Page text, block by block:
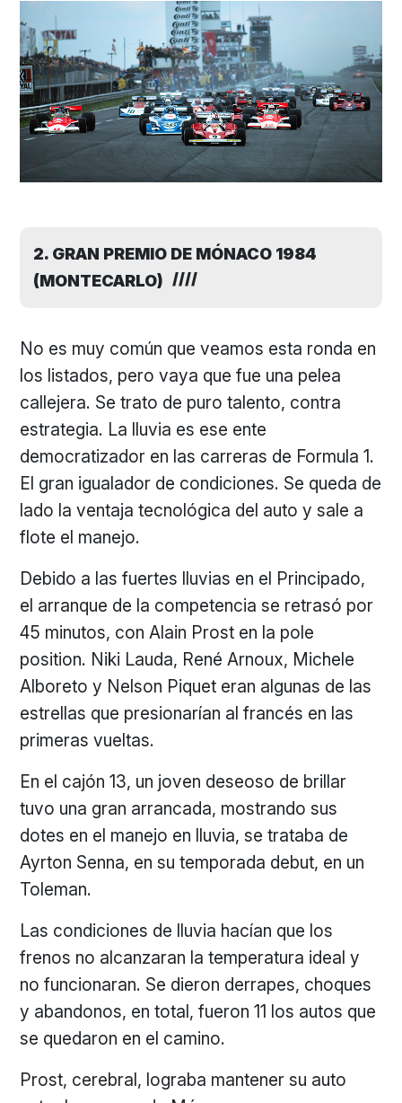
2. GRAN PREMIO DE MÓNACO 1984
(MONTECARLO)
No es muy común que veamos esta ronda en
los listados, pero vaya que fue una pelea
callejera. Se trato de puro talento, contra
estrategia. La lluvia es ese ente
democratizador en las carreras de Formula 1.
El gran igualador de condiciones. Se queda de
lado la ventaja tecnológica del auto y sale a
flote el manejo.
Debido a las fuertes lluvias en el Principado,
el arranque de la competencia se retrasó por
45 minutos, con Alain Prost en la pole
position. Niki Lauda, René Arnoux, Michele
Alboreto y Nelson Piquet eran algunas de las
estrellas que presionarían al francés en las
primeras vueltas.
En el cajón 13, un joven deseoso de brillar
tuvo una gran arrancada, mostrando sus
dotes en el manejo en lluvia, se trataba de
Ayrton Senna, en su temporada debut, en un
Toleman.
Las condiciones de lluvia hacían que los
frenos no alcanzaran la temperatura ideal y
no funcionaran. Se dieron derrapes, choques
y abandonos, en total, fueron 11 los autos que
se quedaron en el camino.
Prost, cerebral, lograba mantener su auto